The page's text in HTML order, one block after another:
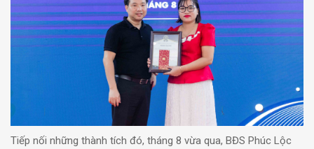
Tiếp nối những thành tích đó, tháng 8 vừa qua, BĐS Phúc Lộc